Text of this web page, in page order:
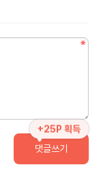
+25P 획득
댓글쓰기